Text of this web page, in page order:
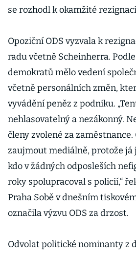
se rozhodl k okamžité
Opoziční ODS vyzvala k
radu včetně Scheinherra.
demokratů mělo vedení
včetně personálních změn,
vyvádění peněz z podniku.
nehlasovatelný a nezákonný.
členy zvolené za zaměstnance.
zaujmout mediálně, protože já
kdo v žádných odposleších
roky spolupracoval s policií,“
Praha Sobě v dnešním
označila výzvu ODS za drzost.
Odvolat politické nominanty z